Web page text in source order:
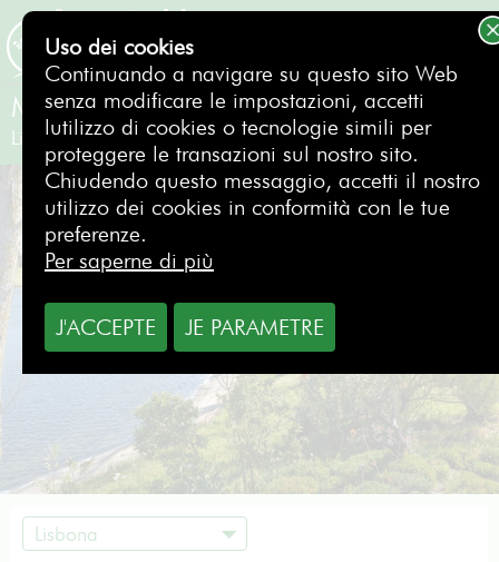
PRENOTAZIONE
Montado Golf Course
Lisbona- Portogallo
Lisbona
Uso dei cookies
Continuando a navigare su questo sito Web
senza modificare le impostazioni, accetti
lutilizzo di cookies o tecnologie simili per
proteggere le transazioni sul nostro sito.
Chiudendo questo messaggio, accetti il nostro
utilizzo dei cookies in conformità con le tue
preferenze.
Per saperne di più
J'ACCEPTE JE PARAMETRE